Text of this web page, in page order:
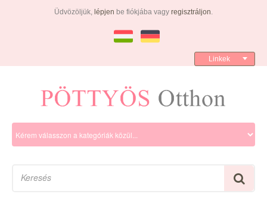
Üdvözöljük, lépjen be fiókjába vagy regisztráljon.
Linkek